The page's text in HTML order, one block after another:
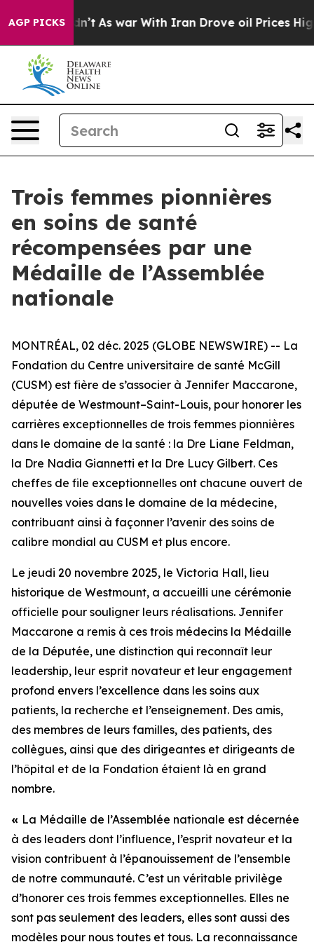
AGP PICKS
Didn’t As war With Iran Drove oil Prices Higher,
Trois femmes pionnières
en soins de santé
récompensées par une
Médaille de l’Assemblée
nationale
MONTRÉAL, 02 déc. 2025 (GLOBE NEWSWIRE) -- La
Fondation du Centre universitaire de santé McGill
(CUSM) est fière de s’associer à Jennifer Maccarone,
députée de Westmount–Saint-Louis, pour honorer les
carrières exceptionnelles de trois femmes pionnières
dans le domaine de la santé : la Dre Liane Feldman,
la Dre Nadia Giannetti et la Dre Lucy Gilbert. Ces
cheffes de file exceptionnelles ont chacune ouvert de
nouvelles voies dans le domaine de la médecine,
contribuant ainsi à façonner l’avenir des soins de
calibre mondial au CUSM et plus encore.
Le jeudi 20 novembre 2025, le Victoria Hall, lieu
historique de Westmount, a accueilli une cérémonie
officielle pour souligner leurs réalisations. Jennifer
Maccarone a remis à ces trois médecins la Médaille
de la Députée, une distinction qui reconnaît leur
leadership, leur esprit novateur et leur engagement
profond envers l’excellence dans les soins aux
patients, la recherche et l’enseignement. Des amis,
des membres de leurs familles, des patients, des
collègues, ainsi que des dirigeantes et dirigeants de
l’hôpital et de la Fondation étaient là en grand
nombre.
« La Médaille de l’Assemblée nationale est décernée
à des leaders dont l’influence, l’esprit novateur et la
vision contribuent à l’épanouissement de l’ensemble
de notre communauté. C’est un véritable privilège
d’honorer ces trois femmes exceptionnelles. Elles ne
sont pas seulement des leaders, elles sont aussi des
modèles pour nous toutes et tous. La reconnaissance